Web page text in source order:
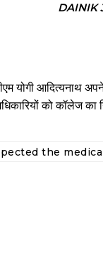
DAINIK
योगी आदित्यनाथ
को कॉलेज का
the